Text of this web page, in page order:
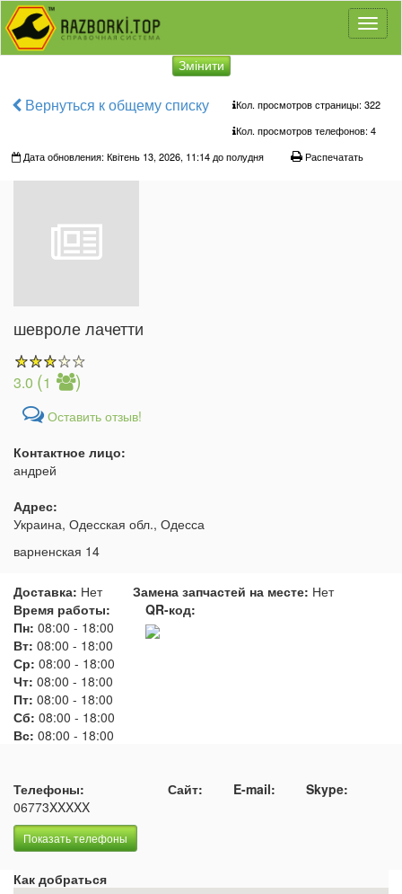
Змінити
Вернуться к общему списку
Кол. просмотров страницы: 322
Кол. просмотров телефонов: 4
Дата обновления: Квітень 13, 2026, 11:14 до полудня
Распечатать
шевроле лачетти
3.0 (1 )
Оставить отзыв!
Контактное лицо:
андрей
Адрес:
Украина, Одесская обл., Одесса
варненская 14
Доставка: Нет Замена запчастей на месте: Нет
Время работы:
Пн: 08:00 - 18:00
Вт: 08:00 - 18:00
Ср: 08:00 - 18:00
Чт: 08:00 - 18:00
Пт: 08:00 - 18:00
Сб: 08:00 - 18:00
Вс: 08:00 - 18:00
QR-код:
Телефоны:
06773XXXXX
Показать телефоны
Сайт: E-mail: Skype:
Как добраться